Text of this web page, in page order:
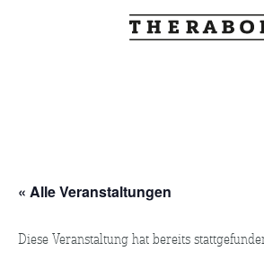
Das Team
« Alle Veranstaltungen
Diese Veranstaltung hat bereits